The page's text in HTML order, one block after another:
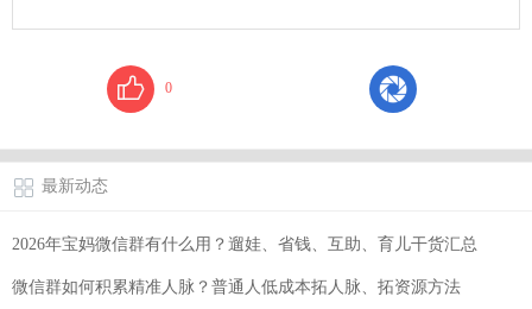
0
最新动态
2026年宝妈微信群有什么用？遛娃、省钱、互助、育儿干货汇总
微信群如何积累精准人脉？普通人低成本拓人脉、拓资源方法